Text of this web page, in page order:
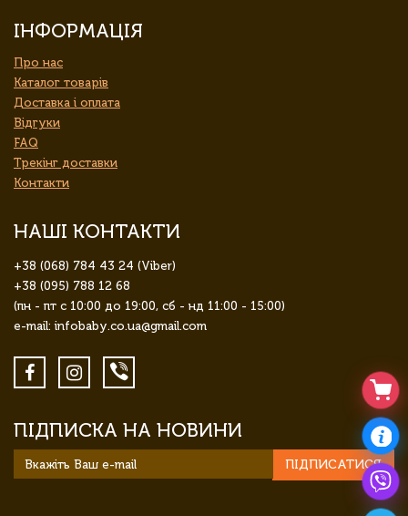
ІНФОРМАЦІЯ
Про нас
Каталог товарів
Доставка і оплата
Відгуки
FAQ
Трекінг доставки
Контакти
НАШІ КОНТАКТИ
+38 (068) 784 43 24 (Viber)
+38 (095) 788 12 68
(пн - пт с 10:00 до 19:00, сб - нд 11:00 - 15:00)
e-mail: infobaby.co.ua@gmail.com
ПІДПИСКА НА НОВИНИ
ПІДПИСАТИСЯ